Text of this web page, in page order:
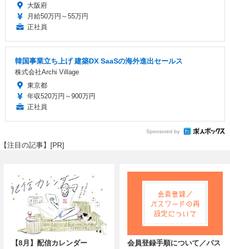
大阪府
月給50万円～55万円
正社員
韓国事業立ち上げ 建築DX SaaSの海外進出セールス
株式会社Archi Village
東京都
年収520万円～900万円
正社員
Sponsored by
【注目の記事】[PR]
【8月】配信カレンダー
会員登録手順について／パス